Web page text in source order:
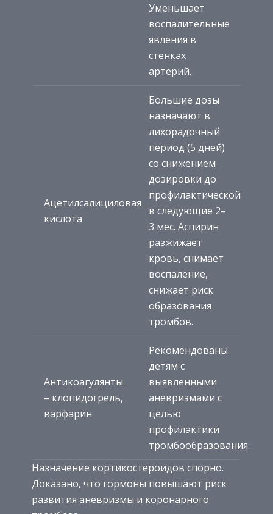
Уменьшает
воспалительные
явления в
стенках
артерий.
Ацетилсалициловая
кислота
Большие дозы
назначают в
лихорадочный
период (5 дней)
со снижением
дозировки до
профилактической
в следующие 2–
3 мес. Аспирин
разжижает
кровь, снимает
воспаление,
снижает риск
образования
тромбов.
Антикоагулянты
– клопидогрель,
варфарин
Рекомендованы
детям с
выявленными
аневризмами с
целью
профилактики
тромбообразования.
Назначение кортикостероидов спорно.
Доказано, что гормоны повышают риск
развития аневризмы и коронарного